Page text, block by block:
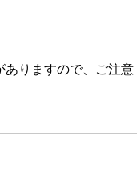
りますので、ご注意